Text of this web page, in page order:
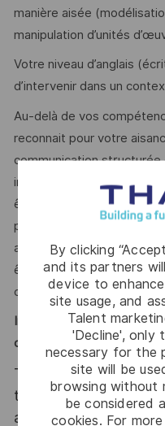
By clicking
and its partners
device to
site usage, and
Talent
'Decline', only
necessary for the
site will be
browsing without
be considered
cookies. For
manière aisée
manipulation d’unités
Votre niveau d’anglais
d’intervenir dans un
Au-delà de vos
reconnait pour votre
communication
interface avec des clients
êtes autonome mais
preuve de leadership afin
aux enjeux de l’offre,
êtes capable de
complexes.
Innovation, passion,
construisons ensemble
Thales, entreprise
tous les talents. La
atout. Postulez et